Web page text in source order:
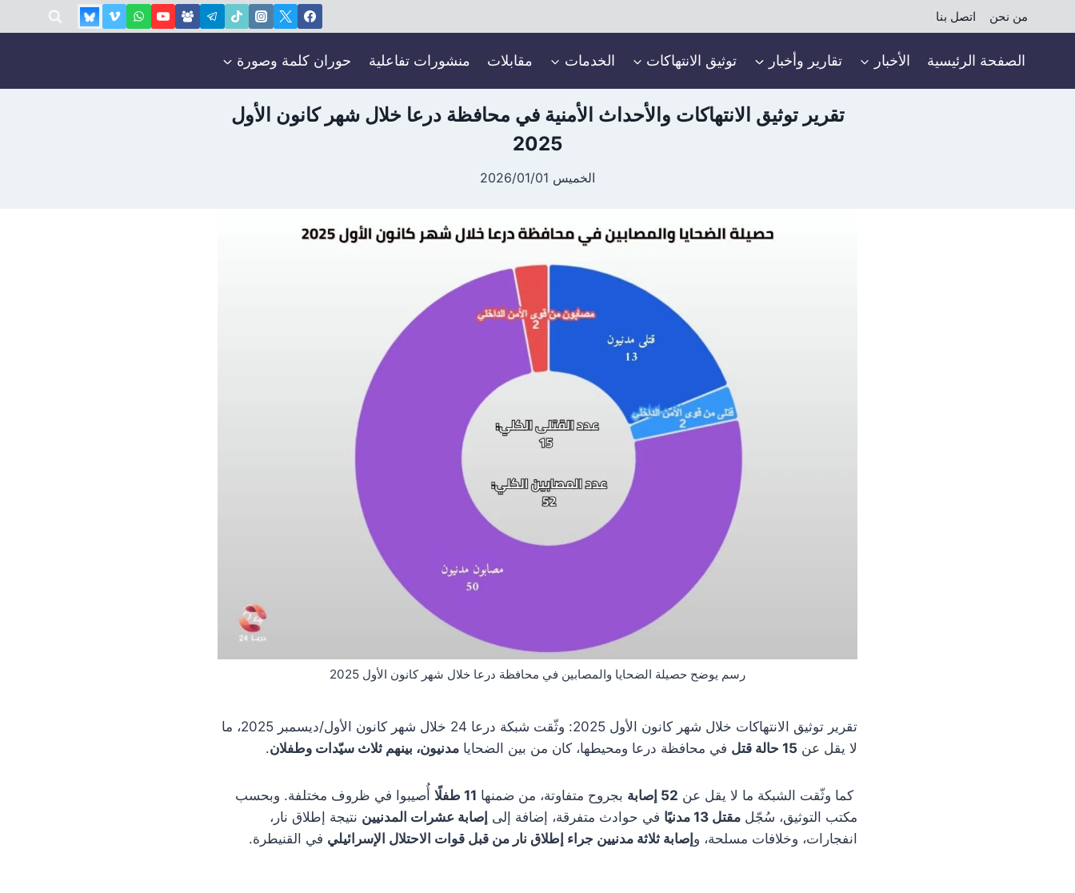
إلى
من نحن اتصل بنا
الصفحة الرئيسية الأخبار تقارير وأخبار توثيق الانتهاكات الخدمات مقابلات منشورات تفاعلية حوران كلمة وصورة
تقرير توثيق الانتهاكات والأحداث الأمنية في محافظة درعا خلال شهر كانون الأول
2025
الخميس 2026/01/01
رسم يوضح حصيلة الضحايا والمصابين في محافظة درعا خلال شهر كانون الأول 2025
تقرير توثيق الانتهاكات خلال شهر كانون الأول 2025: وثّقت شبكة درعا 24 خلال شهر كانون الأول/ديسمبر 2025، ما
لا يقل عن 15 حالة قتل في محافظة درعا ومحيطها، كان من بين الضحايا مدنيون، بينهم ثلاث سيّدات وطفلان.
كما وثّقت الشبكة ما لا يقل عن 52 إصابة بجروح متفاوتة، من ضمنها 11 طفلًا
أُصيبوا في ظروف مختلفة. وبحسب
مكتب التوثيق، سُجّل مقتل 13 مدنيًا في حوادث متفرقة، إضافة إلى إصابة عشرات المدنيين نتيجة إطلاق نار،
انفجارات، وخلافات مسلحة، وإصابة ثلاثة مدنيين جراء إطلاق نار من قبل قوات الاحتلال الإسرائيلي في القنيطرة.